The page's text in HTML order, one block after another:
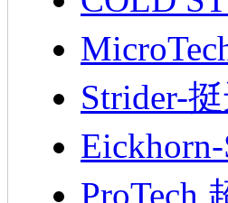
Strider-
ProTech